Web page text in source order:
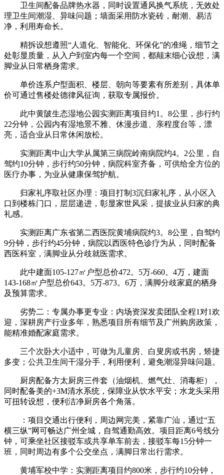
卫生间配备品牌热水器，同时设置通风换气系统，无效处
理卫生间潮湿、异味问题；墙面采用防水瓷砖，耐潮、易洁
净，利用寿命长。
精拆设想遵照“人道化、智能化、环保化”的准绳，细节之
处彰显质量，从入户到室内每一个空间，都颠末细心设想，满
脚业从日常栖身需求。
单价连系户型面积、楼层、朝向等要素有所差别，具体单
价可通过售楼处德律风征询，获取专属报价。
此中黄陂生态湿地公园实测距离项目约1。8公里，步行约
22分钟，公园内有湿地景不雅、休漫步道、亲程度台等，漂
亮，适合业从日常休闲放松。
实测距离中山大学从属第三病院岭南病院约4。2公里，自
驾约10分钟，步行约50分钟，病院科室齐备，可供给全方位的
医疗办事，为业从健康保驾护航。
归家礼序取社区办理：项目打制3沉归家礼序，从小区入
口到楼栋门口，层层递进，彰显家世风采，提拔业从归家的典
礼感。
实测距离广东省第二西医院黄埔病院约3。8公里，自驾约
9分钟，步行约45分钟，病院以西医特色诊疗为从，同时配备
西医科室，满脚业从分歧就医需求。
此中建面105-127㎡户型总价472。5万-660。4万，建面
143-168㎡户型总价643。5万-873。6万，满脚分歧家庭的栖身
及预算需求。
劣势二：专属办事更专业：内场资深发卖团队全程1对1欢
迎，深耕房产行业多年，熟悉项目所有细节及广州购房政策，
能精准婚配家庭需求。
三个次卧大小适中，可做为儿童房、白叟房或书房，矫捷
多变；公共卫生间干湿分手，利用便利，避免潮湿异味问题。
厨房配备方太厨房三件套（油烟机、燃气灶、消毒柜），
同时配备美的+3M清水系统，保障业从饮水平安；水龙头采用
可扭转设想，便利洁净厨房各个角落。
：项目交通出行便利，周边网完美，紧靠广汕，通过“五
横三纵”网可畅达广州全城，自驾通勤高效。项目距离6号线分
钟，可乘坐社区接驳车或共享单车前去，接驳车每15分钟一
班，同时周边有多个公交坐点，满脚日常出行需求。
黄埔军校中学：实测距离项目约800米，步行约10分钟，